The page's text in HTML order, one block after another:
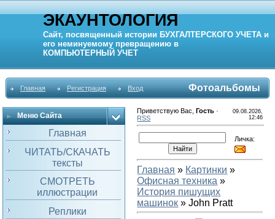
ЭКАУНТОЛОГИЯ
Сайт, посвященный истории БУХГАЛТЕРСКОГО УЧЕТА и
его неминуемому превращению в
КОМПЬЮТЕРНЫЙ УЧЕТ
Главная Регистрация Вход Фотоальбомы
Меню Сайта
Главная
ЧИТАТЬ/СКАЧАТЬ
тексты
СМОТРЕТЬ
иллюстрации
Реплики
Приветствую Вас ,Гость ·
RSS
09.08.2026,
12:46
Личка:
Главная » Картинки »
Офисная техника »
История пишущих
машинок » John Pratt